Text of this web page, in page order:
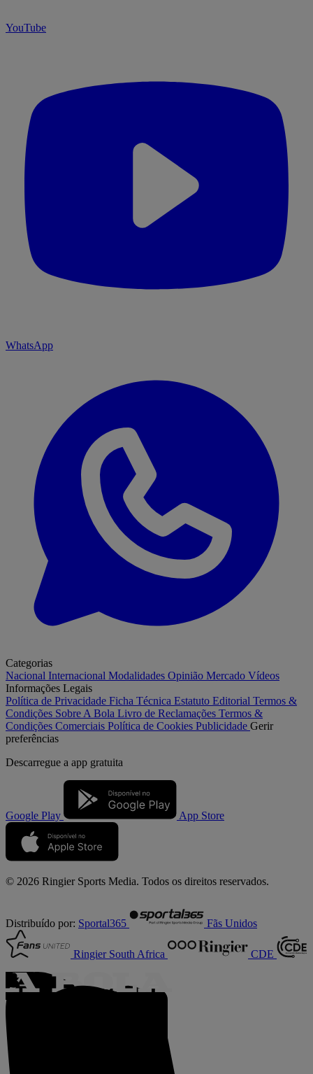
YouTube
WhatsApp
Categorias
Nacional Internacional Modalidades Opinião Mercado Vídeos
Informações Legais
Política de Privacidade Ficha Técnica Estatuto Editorial Termos &
Condições Sobre A Bola Livro de Reclamações Termos &
Condições Comerciais Política de Cookies Publicidade Gerir
preferências
Descarregue a app gratuita
Google Play App Store
© 2026 Ringier Sports Media. Todos os direitos reservados.
Distribuído por: Sportal365 Fãs Unidos
Ringier South Africa CDE